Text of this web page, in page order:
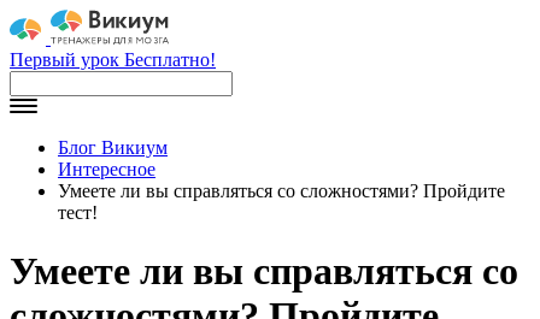
Первый урок Бесплатно!
Блог Викиум
Интересное
Умеете ли вы справляться со сложностями? Пройдите
тест!
Умеете ли вы справляться со